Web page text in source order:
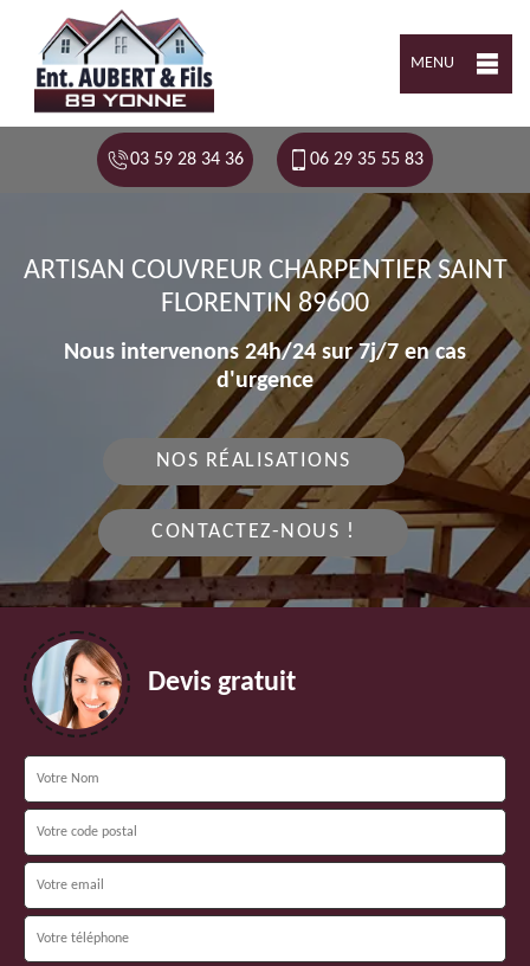
MENU
03 59 28 34 36 06 29 35 55 83
ARTISAN COUVREUR CHARPENTIER SAINT
FLORENTIN 89600
Nous intervenons 24h/24 sur 7j/7 en cas
d'urgence
NOS RÉALISATIONS
CONTACTEZ-NOUS !
Devis gratuit